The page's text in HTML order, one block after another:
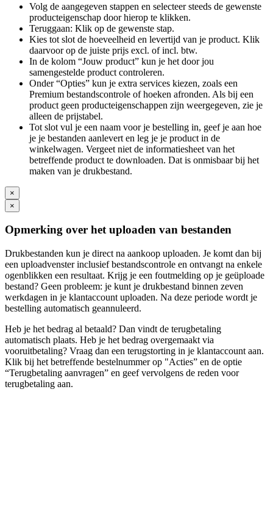
Volg de aangegeven stappen en selecteer steeds de gewenste
producteigenschap door hierop te klikken.
Teruggaan: Klik op de gewenste stap.
Kies tot slot de hoeveelheid en levertijd van je product. Klik
daarvoor op de juiste prijs excl. of incl. btw.
In de kolom “Jouw product” kun je het door jou
samengestelde product controleren.
Onder “Opties” kun je extra services kiezen, zoals een
Premium bestandscontrole of hoeken afronden. Als bij een
product geen producteigenschappen zijn weergegeven, zie je
alleen de prijstabel.
Tot slot vul je een naam voor je bestelling in, geef je aan hoe
je je bestanden aanlevert en leg je je product in de
winkelwagen. Vergeet niet de informatiesheet van het
betreffende product te downloaden. Dat is onmisbaar bij het
maken van je drukbestand.
×
×
Opmerking over het uploaden van bestanden
Drukbestanden kun je direct na aankoop uploaden. Je komt dan bij
een uploadvenster inclusief bestandscontrole en ontvangt na enkele
ogenblikken een resultaat. Krijg je een foutmelding op je geüploade
bestand? Geen probleem: je kunt je drukbestand binnen zeven
werkdagen in je klantaccount uploaden. Na deze periode wordt je
bestelling automatisch geannuleerd.
Heb je het bedrag al betaald? Dan vindt de terugbetaling
automatisch plaats. Heb je het bedrag overgemaakt via
vooruitbetaling? Vraag dan een terugstorting in je klantaccount aan.
Klik bij het betreffende bestelnummer op "Acties” en de optie
“Terugbetaling aanvragen” en geef vervolgens de reden voor
terugbetaling aan.